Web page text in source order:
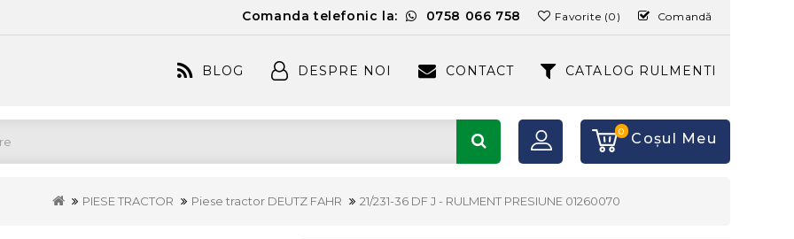
Comanda telefonic la: 0758 066 758 Favorite (0) Comandă
BLOG DESPRE NOI CONTACT CATALOG RULMENTI
0 Coşul Meu
PIESE TRACTOR Piese tractor DEUTZ FAHR 21/231-36 DF J - RULMENT PRESIUNE 01260070